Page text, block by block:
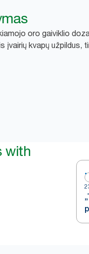
oro gaiviklio
įvairių kvapų užpildus,
with